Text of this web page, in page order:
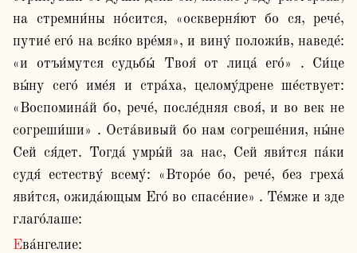
на стремни́ны но́сится, «оскверня́ют бо ся, рече́,
путие́ его́ на вся́ко вре́мя», и вину́ положи́в, наведе́:
«и отъи́мутся судьбы́ Твоя́ от лица́ его́» . Си́це
вы́ну сего́ име́я и стра́ха, целому́дрене ше́ствует:
«Воспомина́й бо, рече́, после́дняя своя́, и во век не
согреши́ши» . Оста́вивый бо нам согреше́ния, ны́не
Сей ся́дет. Тогда́ умры́й за нас, Сей яви́тся па́ки
судя́ естеству́ всему́: «Второ́е бо, рече́, без греха́
яви́тся, ожида́ющым Его́ во спасе́ние» . Те́мже и зде
глаго́лаше:
Ева́нгелие: